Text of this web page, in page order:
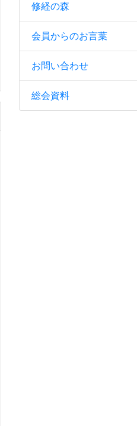
修経の森
会員からのお言葉
お問い合わせ
総会資料